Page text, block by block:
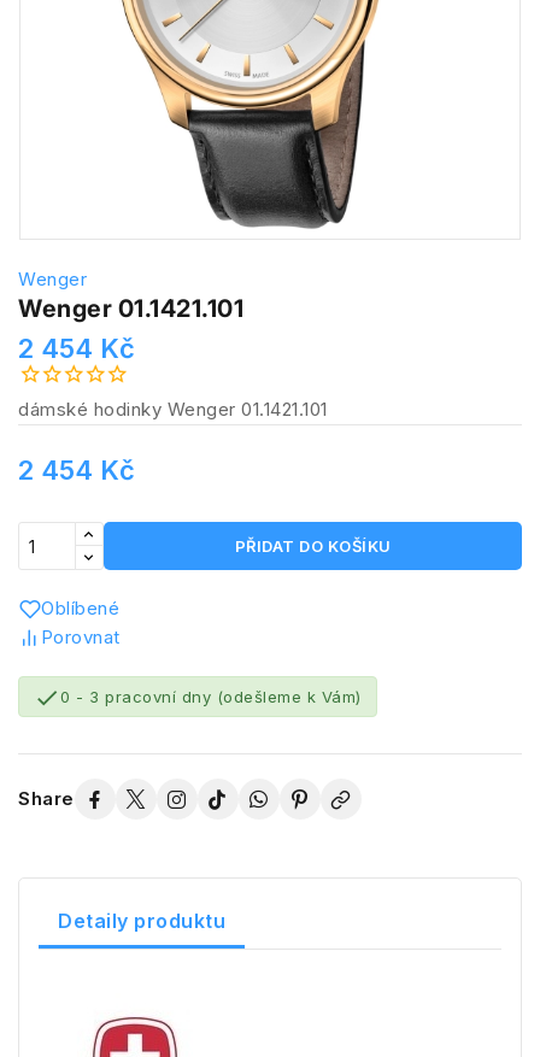
Wenger
Wenger 01.1421.101
2 454 Kč
dámské hodinky Wenger 01.1421.101
2 454 Kč
PŘIDAT DO KOŠÍKU
Oblíbené
Porovnat
0 - 3 pracovní dny (odešleme k Vám)
Share
Detaily produktu